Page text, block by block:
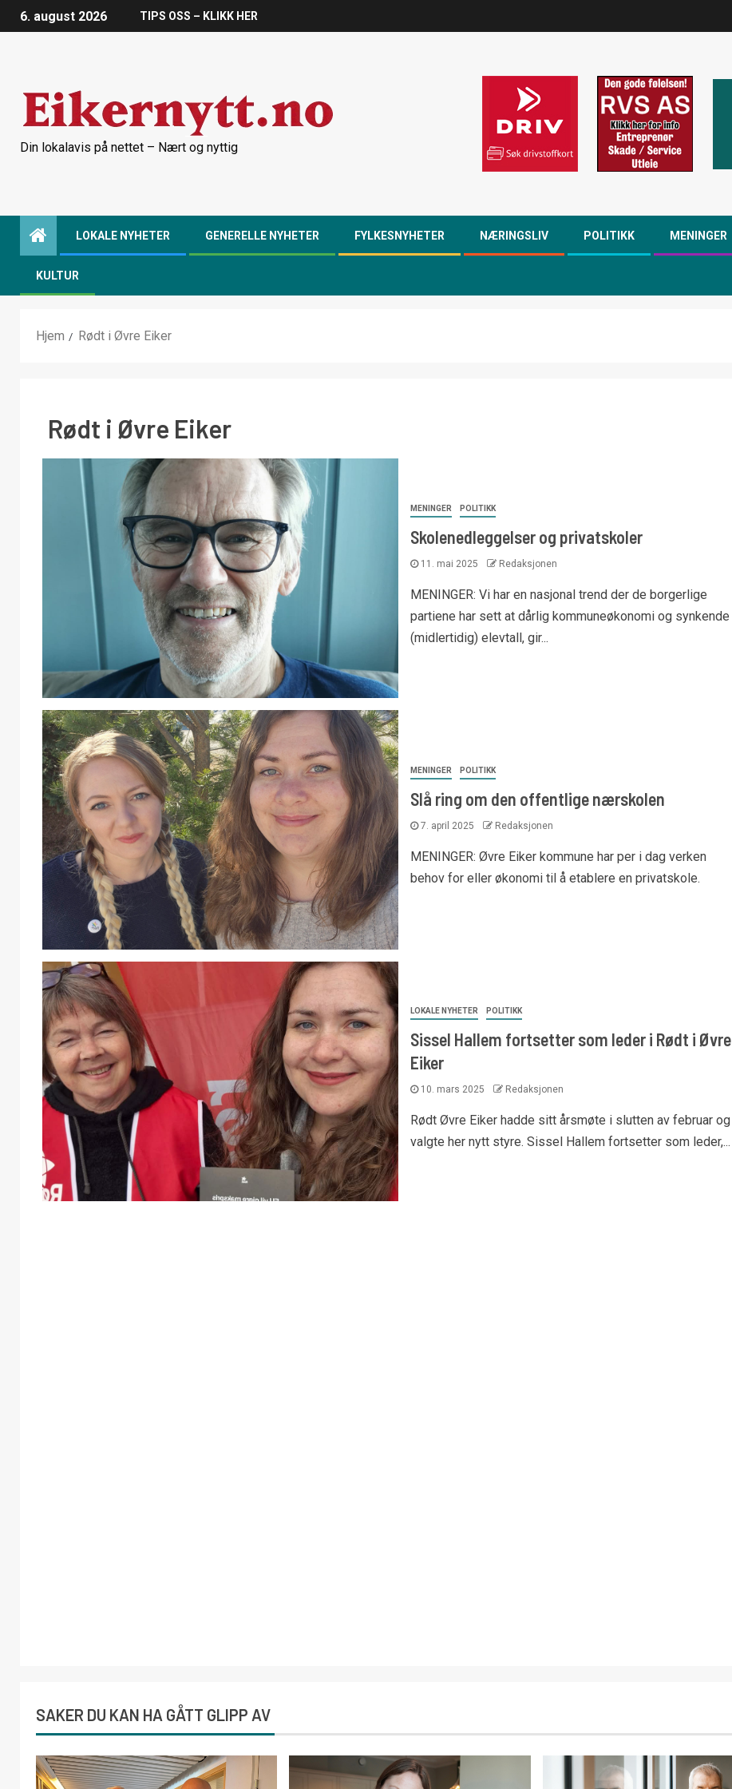
6. august 2026 TIPS OSS – KLIKK HER
Din lokalavis på nettet – Nært og nyttig
LOKALE NYHETER GENERELLE NYHETER FYLKESNYHETER NÆRINGSLIV POLITIKK MENINGER
KULTUR
Hjem Rødt i Øvre Eiker
Rødt i Øvre Eiker
MENINGER POLITIKK
Skolenedleggelser og privatskoler
11. mai 2025 Redaksjonen
MENINGER: Vi har en nasjonal trend der de borgerlige
partiene har sett at dårlig kommuneøkonomi og synkende
(midlertidig) elevtall, gir...
MENINGER POLITIKK
Slå ring om den offentlige nærskolen
7. april 2025 Redaksjonen
MENINGER: Øvre Eiker kommune har per i dag verken
behov for eller økonomi til å etablere en privatskole.
LOKALE NYHETER POLITIKK
Sissel Hallem fortsetter som leder i Rødt i Øvre
Eiker
10. mars 2025 Redaksjonen
Rødt Øvre Eiker hadde sitt årsmøte i slutten av februar og
valgte her nytt styre. Sissel Hallem fortsetter som leder,...
SAKER DU KAN HA GÅTT GLIPP AV